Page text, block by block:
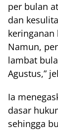
per bulan
dan
keringanan
Namun,
lambat
Agustus,”
Ia
dasar
sehingga